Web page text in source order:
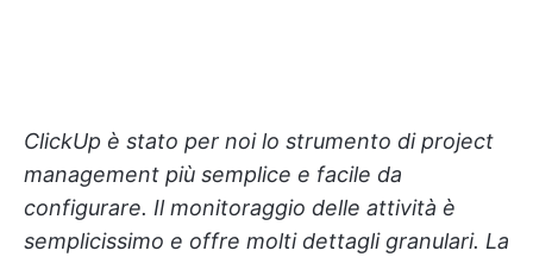
ClickUp è stato per noi lo strumento di project
management più semplice e facile da
configurare. Il monitoraggio delle attività è
semplicissimo e offre molti dettagli granulari. La